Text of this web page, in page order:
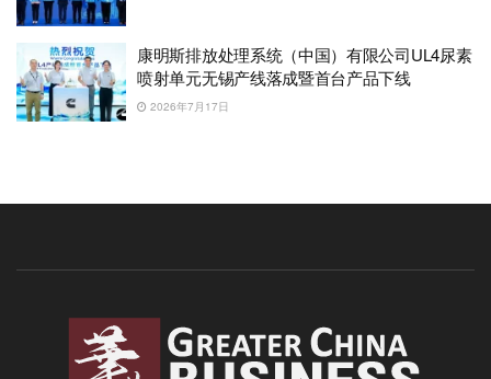
康明斯排放处理系统（中国）有限公司UL4尿素
喷射单元无锡产线落成暨首台产品下线
2026年7月17日